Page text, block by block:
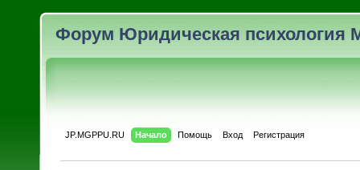
Форум Юридическая психология
JP.MGPPU.RU Начало Помощь Вход Регистрация